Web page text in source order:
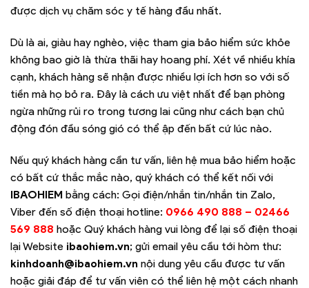
được dịch vụ chăm sóc y tế hàng đầu nhất.
Dù là ai, giàu hay nghèo, việc tham gia bảo hiểm sức khỏe
không bao giờ là thừa thãi hay hoang phí. Xét về nhiều khía
cạnh, khách hàng sẽ nhận được nhiều lợi ích hơn so với số
tiền mà họ bỏ ra. Đây là cách ưu việt nhất để bạn phòng
ngừa những rủi ro trong tương lai cũng như cách bạn chủ
động đón đầu sóng gió có thể ập đến bất cứ lúc nào.
Nếu quý khách hàng cần tư vấn, liên hệ mua bảo hiểm hoặc
có bất cứ thắc mắc nào, quý khách có thể kết nối với
IBAOHIEM bằng cách: Gọi điện/nhắn tin/nhắn tin Zalo,
Viber đến số điện thoại hotline: 0966 490 888 – 02466
569 888 hoặc Quý khách hàng vui lòng để lại số điện thoại
lại Website ibaohiem.vn; gửi email yêu cầu tới hòm thư:
kinhdoanh@ibaohiem.vn nội dung yêu cầu được tư vấn
hoặc giải đáp để tư vấn viên có thể liên hệ một cách nhanh